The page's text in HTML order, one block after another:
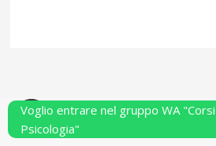
Powered by
Voglio entrare nel gruppo WA
Psicologia"